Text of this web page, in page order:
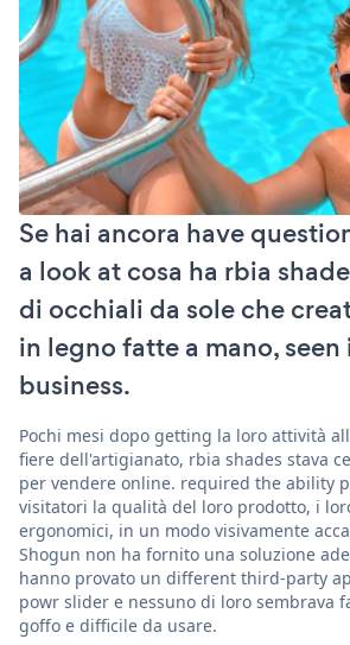
Se hai ancora have
a look at cosa ha rbia
di occhiali da sole che
in legno fatte a mano,
business.
Pochi mesi dopo getting la loro attività
fiere dell'artigianato, rbia shades stava
per vendere online. required the ability
visitatori la qualità del loro prodotto, i
ergonomici, in un modo visivamente
Shogun non ha fornito una soluzione
hanno provato un different third-party
powr slider e nessuno di loro sembrava
goffo e difficile da usare.